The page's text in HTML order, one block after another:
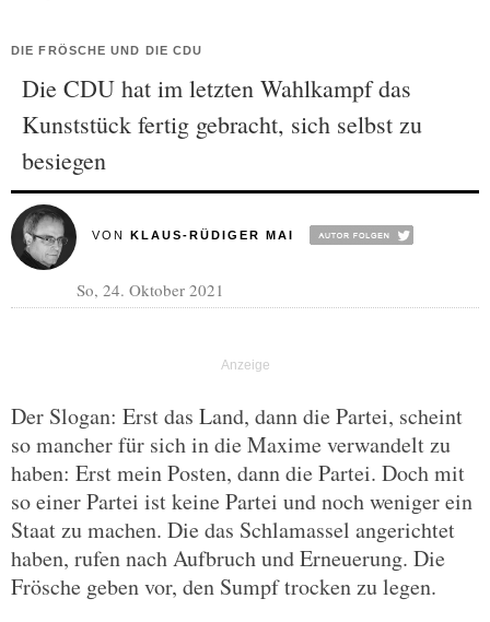
DIE FRÖSCHE UND DIE CDU
Die CDU hat im letzten Wahlkampf das
Kunststück fertig gebracht, sich selbst zu
besiegen
VON KLAUS-RÜDIGER MAI
So, 24. Oktober 2021
Der Slogan: Erst das Land, dann die Partei, scheint
so mancher für sich in die Maxime verwandelt zu
haben: Erst mein Posten, dann die Partei. Doch mit
so einer Partei ist keine Partei und noch weniger ein
Staat zu machen. Die das Schlamassel angerichtet
haben, rufen nach Aufbruch und Erneuerung. Die
Frösche geben vor, den Sumpf trocken zu legen.